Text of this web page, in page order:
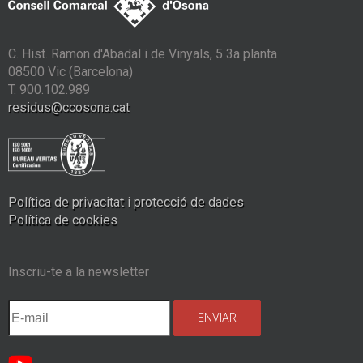
C. Hist. Ramon d'Abadal i de Vinyals, 5 3a planta
08500 Vic (Barcelona)
T. 900.102.989
residus@ccosona.cat
Política de privacitat i protecció de dades
Política de cookies
Inscriu-te a la newsletter